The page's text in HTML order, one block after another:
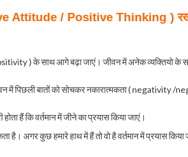
Attitude / Positive Thinking )
) के साथ आगे बढ़ा जाएं। जीवन में अनेक व्यक्तियो के
में पिछली बातों को सोचकर नकारात्मकता ( negativity
हैं कि वर्तमान में जीने का प्रयास किया जाएं।
है। अगर कुछ हमारे हाथ में हैं तो वो है वर्तमान में प्रयास किया